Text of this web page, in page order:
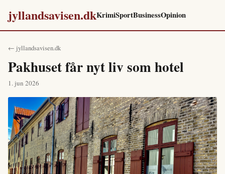
jyllandsavisen.dkKrimiSportBusinessOpinion
← jyllandsavisen.dk
Pakhuset får nyt liv som hotel
1. jun 2026